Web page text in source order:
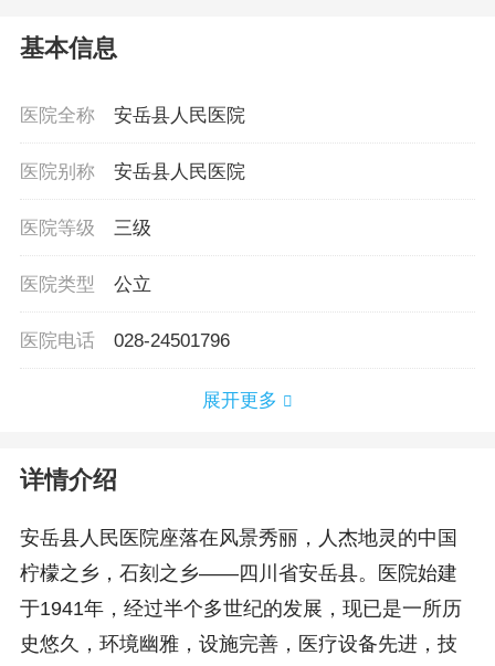
基本信息
医院全称 安岳县人民医院
医院别称 安岳县人民医院
医院等级 三级
医院类型 公立
医院电话 028-24501796
展开更多
详情介绍
安岳县人民医院座落在风景秀丽，人杰地灵的中国
柠檬之乡，石刻之乡——四川省安岳县。医院始建
于1941年，经过半个多世纪的发展，现已是一所历
史悠久，环境幽雅，设施完善，医疗设备先进，技